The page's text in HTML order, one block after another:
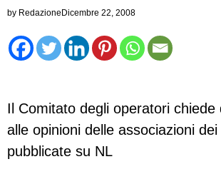
by Redazione Dicembre 22, 2008
Il Comitato degli operatori chiede
alle opinioni delle associazioni
pubblicate su NL